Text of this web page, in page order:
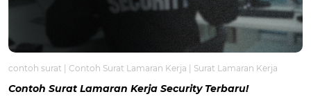
contoh surat Contoh Surat Lamaran Kerja Surat Lamaran Kerja
Contoh Surat Lamaran Kerja Security Terbaru!